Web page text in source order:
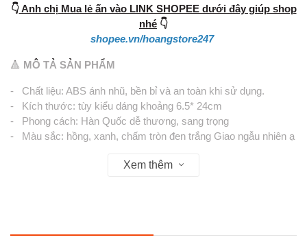
👇Anh chị Mua lẻ ấn vào LINK SHOPEE dưới đây giúp shop
nhé 👇
shopee.vn/hoangstore247
🔺 MÔ TẢ SẢN PHẨM
- Chất liệu: ABS ánh nhũ, bền bỉ và an toàn khi sử dụng.
- Kích thước: tùy kiểu dáng khoảng 6.5* 24cm
- Phong cách: Hàn Quốc dễ thương, sang trọng
- Màu sắc: hồng, xanh, chấm tròn đen trắng Giao ngẫu nhiên ạ
lược được bọc tròn giúp ôm sát vào chân tóc, tạo cảm giác
Xem thêm